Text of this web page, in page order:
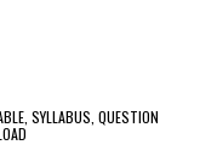
SYLLABUS, QUESTION